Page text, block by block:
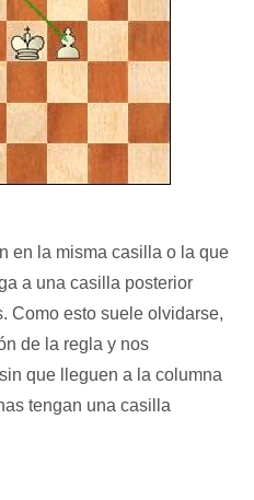
en la misma casilla o la que
a una casilla posterior
Como esto suele olvidarse,
de la regla y nos
que lleguen a la columna
tengan una casilla